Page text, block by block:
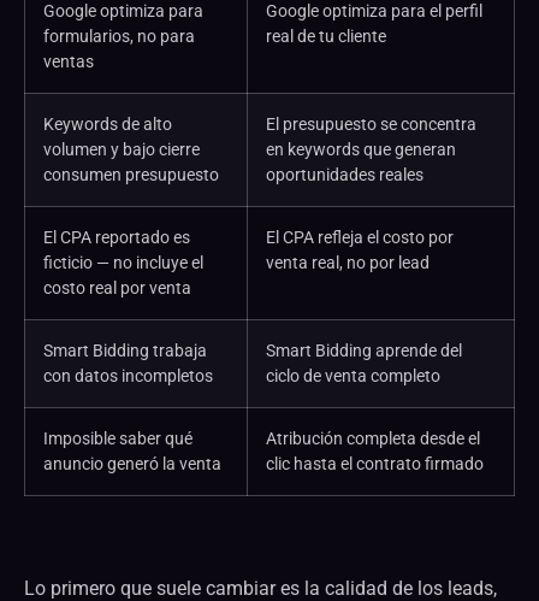
Google optimiza para
formularios, no para
ventas
Google optimiza para el perfil
real de tu cliente
Keywords de alto
volumen y bajo cierre
consumen presupuesto
El presupuesto se concentra
en keywords que generan
oportunidades reales
El CPA reportado es
ficticio — no incluye el
costo real por venta
El CPA refleja el costo por
venta real, no por lead
Smart Bidding trabaja
con datos incompletos
Smart Bidding aprende del
ciclo de venta completo
Imposible saber qué
anuncio generó la venta
Atribución completa desde el
clic hasta el contrato firmado
Lo primero que suele cambiar es la calidad de los leads,